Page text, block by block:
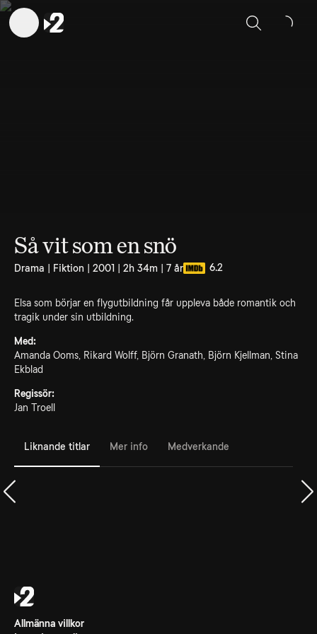
Sök
Så vit som en snö
Drama | Fiktion | 2001 | 2h 34m | 7 år 6.2
Elsa som börjar en flygutbildning får uppleva både romantik och
tragik under sin utbildning.
Med:
Amanda Ooms, Rikard Wolff, Björn Granath, Björn Kjellman, Stina
Ekblad
Regissör:
Jan Troell
Liknande titlar Mer info Medverkande
Allmänna villkor